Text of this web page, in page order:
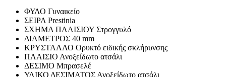
ΦΥΛΟ Γυναικείο
ΣΕΙΡΑ Prestinia
ΣΧΗΜΑ ΠΛΑΙΣΙΟΥ Στρογγυλό
ΔΙΑΜΕΤΡΟΣ 40 mm
ΚΡΥΣΤΑΛΛΟ Ορυκτό ειδικής σκλήρυνσης
ΠΛΑΙΣΙΟ Ανοξείδωτο ατσάλι
ΔΕΣΙΜΟ Μπρασελέ
ΥΛΙΚΟ ΔΕΣΙΜΑΤΟΣ Ανοξείδωτο ατσάλι